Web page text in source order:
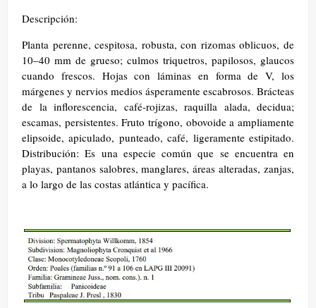
Descripción:
Planta perenne, cespitosa, robusta, con rizomas oblicuos, de
10–40 mm de grueso; culmos triquetros, papilosos, glaucos
cuando frescos. Hojas con láminas en forma de V, los
márgenes y nervios medios ásperamente escabrosos. Brácteas
de la inflorescencia, café-rojizas, raquilla alada, decidua;
escamas, persistentes. Fruto trígono, obovoide a ampliamente
elipsoide, apiculado, punteado, café, ligeramente estipitado.
Distribución: Es una especie común que se encuentra en
playas, pantanos salobres, manglares, áreas alteradas, zanjas,
a lo largo de las costas atlántica y pacífica.